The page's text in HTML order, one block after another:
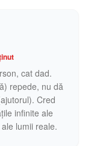
cat dad.
repede, nu dă
Cred
infinite ale
lumii reale.